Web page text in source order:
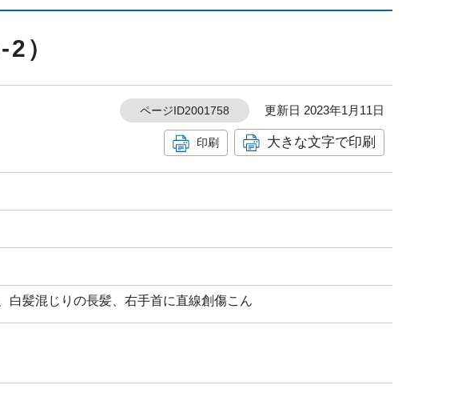
）
ページID2001758 更新日 2023年1月11日
印刷 大きな文字で印刷
白髪混じりの長髪、右手首に直線創傷こん